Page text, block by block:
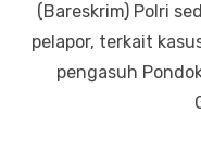
(Bareskrim) Polri
pelapor, terkait
pengasuh